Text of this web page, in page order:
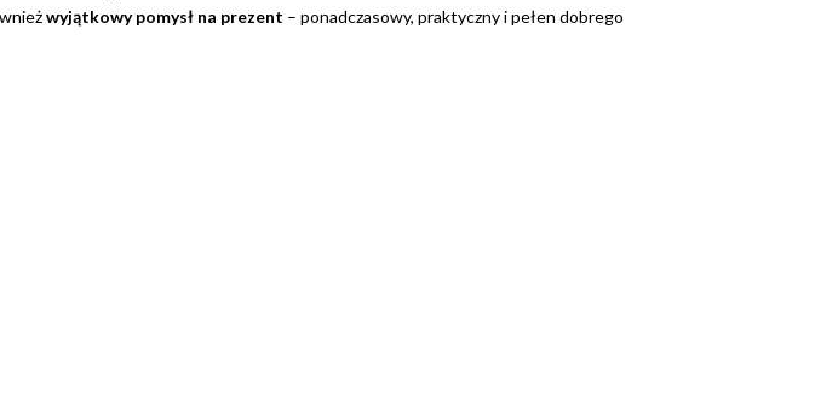
wyjątkowy pomysł na prezent – ponadczasowy, praktyczny i pełen dobrego